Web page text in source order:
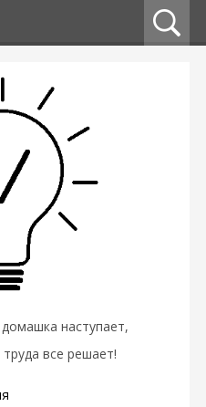
наступает,
все решает!